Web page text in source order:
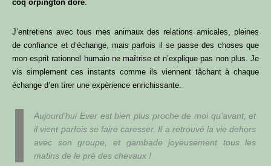
coq orpington doré
J’entretiens avec tous mes animaux des relations amicales, pleines
de confiance et d’échange, mais parfois il se passe des choses que
mon esprit rationnel humain ne maîtrise et n’explique pas non plus. Je
vis simplement ces instants comme ils viennent tâchant à chaque
échange d’en tirer une expérience enrichissante.
Aujourd’hui Ever est bien plus proche de moi qu’avant, et
il vient parfois se faire caresser. Il a retrouvé la vie dehors
avec son groupe, et gambade joyeusement tous les
matins de le pré des chevaux !